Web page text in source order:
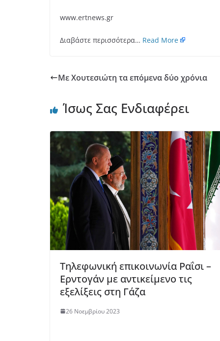
www.ertnews.gr
Διαβάστε περισσότερα… Read More
Με Χουτεσιώτη τα επόμενα δύο χρόνια
Ίσως Σας Ενδιαφέρει
Τηλεφωνική επικοινωνία Ραΐσι –
Ερντογάν με αντικείμενο τις
εξελίξεις στη Γάζα
26 Νοεμβρίου 2023